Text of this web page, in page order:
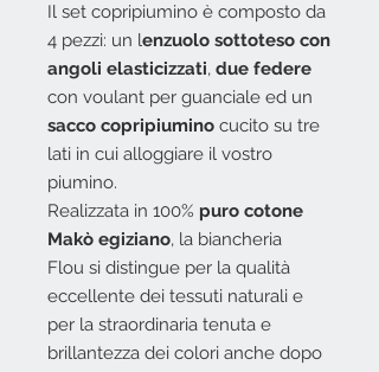
Il set copripiumino è composto da
4 pezzi: un lenzuolo sottoteso con
angoli elasticizzati, due federe
con voulant per guanciale ed un
sacco copripiumino cucito su tre
lati in cui alloggiare il vostro
piumino.
Realizzata in 100% puro cotone
Makò egiziano, la biancheria
Flou si distingue per la qualità
eccellente dei tessuti naturali e
per la straordinaria tenuta e
brillantezza dei colori anche dopo